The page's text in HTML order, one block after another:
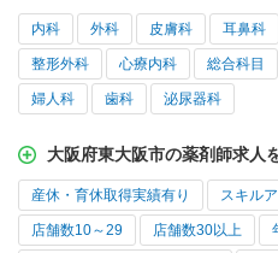
内科 外科 皮膚科 耳鼻科
整形外科 心療内科 総合科目
婦人科 歯科 泌尿器科
大阪府東大阪市の薬剤師求人
産休・育休取得実績有り スキル
店舗数10～29 店舗数30以上